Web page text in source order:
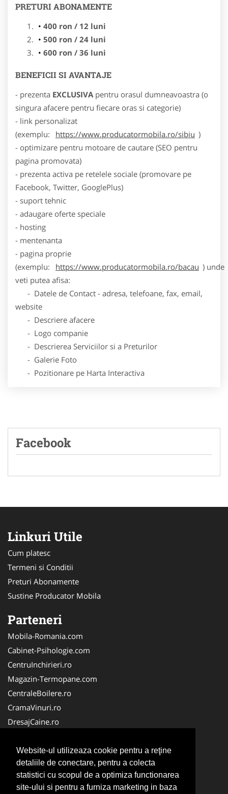
Website-ul utilizeaza cookie pentru a reţine
detaliile de conectare, pentru a colecta
statistici cu scopul de a optimiza functionarea
site-ului si pentru a furniza marketing in baza
PRETURI ABONAMENTE
400 ron / 12 luni
500 ron / 24 luni
600 ron / 36 luni
BENEFICII SI AVANTAJE
- prezenta EXCLUSIVA pentru orasul dumneavoastra (o
singura afacere pentru fiecare oras si categorie)
- link personalizat
(exemplu:
https://www.producatormobila.ro/sibiu )
- optimizare pentru motoare de cautare (SEO pentru
pagina promovata)
- prezenta activa pe retelele sociale (promovare pe
Facebook, Twitter, GooglePlus)
- suport tehnic
- adaugare oferte speciale
- hosting
- mentenanta
- pagina proprie
(exemplu:
https://www.producatormobila.ro/bacau ) unde
veti putea afisa:
- Datele de Contact - adresa, telefoane, fax, email,
website
- Descriere afacere
- Logo companie
- Descrierea Serviciilor si a Preturilor
- Galerie Foto
- Pozitionare pe Harta Interactiva
Facebook
Linkuri Utile
Cum platesc
Termeni si Conditii
Preturi Abonamente
Sustine Producator Mobila
Parteneri
Mobila-Romania.com
Cabinet-Psihologie.com
CentruInchirieri.ro
Magazin-Termopane.com
CentraleBoilere.ro
CramaVinuri.ro
DresajCaine.ro
Alpinist-Utilitar.com
Birouri-Cadastru.ro
FirmaTractariAuto.ro